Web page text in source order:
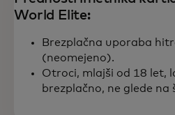
World Elite:
Brezplačna uporaba
(neomejeno).
Otroci, mlajši od 18 let,
brezplačno, ne glede na